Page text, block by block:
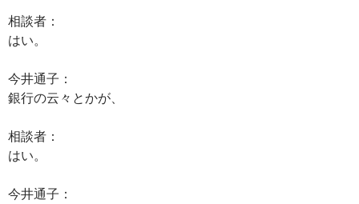
相談者：
はい。
今井通子：
銀行の云々とかが、
相談者：
はい。
今井通子：